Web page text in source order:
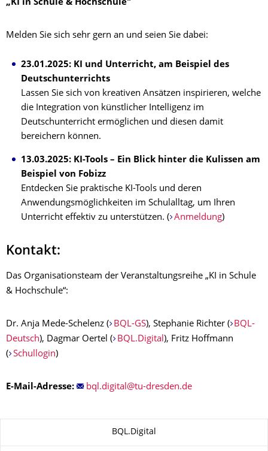
„KI in Schule & Hochschule"
Melden Sie sich sehr gern an und seien Sie dabei:
23.01.2025: KI und Unterricht, am Beispiel des
Deutschunterrichts
Lassen Sie sich von kreativen Ansätzen inspirieren, welche
die Integration von künstlicher Intelligenz im
Deutschunterricht ermöglichen und diesen damit
bereichern können.
13.03.2025: KI-Tools – Ein Blick hinter die Kulissen am
Beispiel von Fobizz
Entdecken Sie praktische KI-Tools und deren
Anwendungsmöglichkeiten im Schulalltag, um Ihren
Unterricht effektiv zu unterstützen. ( Anmeldung)
Kontakt:
Das Organisationsteam der Veranstaltungsreihe „KI in Schule
& Hochschule“:
Dr. Anja Mede-Schelenz ( BQL-GS), Stephanie Richter (
BQL-
Deutsch), Dagmar Oertel ( BQL.Digital ), Fritz Hoffmann
( Schullogin)
E-Mail-Adresse:
BQL.Digital